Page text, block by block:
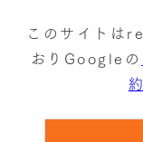
このサイトは
おりGoogleの
約